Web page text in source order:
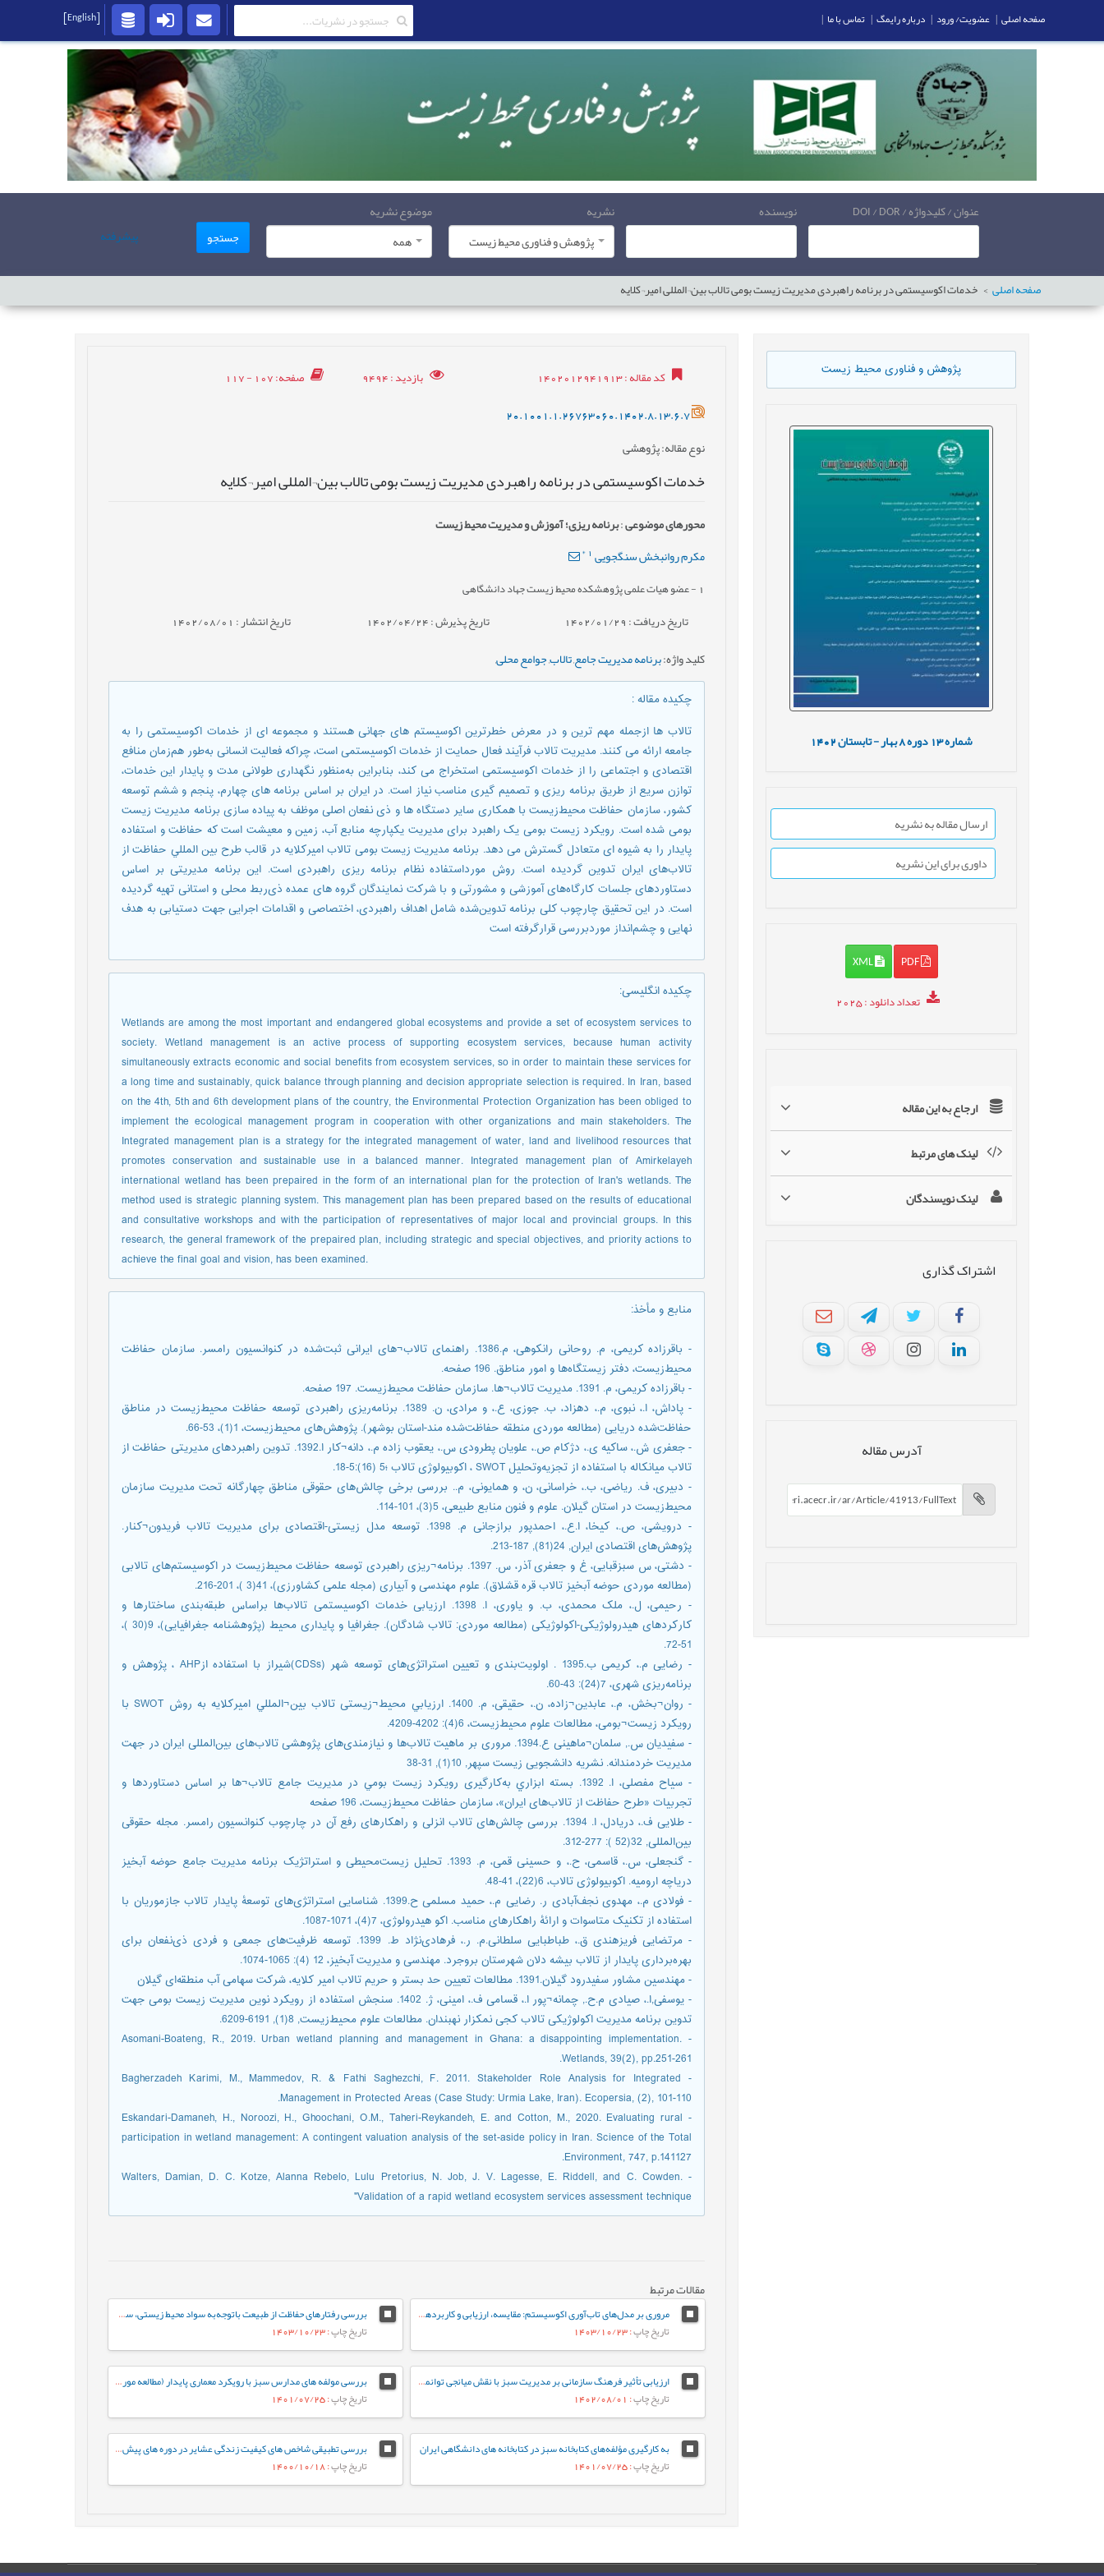
عنوان / کلیدواژه / DOI / DOR نویسنده
نشریه
پژوهش و فناوری محیط زیست
موضوع نشریه
همه
جستجو پیشرفته
صفحه اصلی خدمات اکوسیستمی در برنامه راهبردی مدیریت زیست بومی تالاب بین¬المللی امیر¬کلایه
پژوهش و فناوری محیط زیست
شماره13 دوره بهار - تابستان1402
ارسال مقاله به نشریه
داوری برای این نشریه
PDF
XML
تعداد دانلود: 2025
ارجاع به این مقاله
لینک های مرتبط
لینک نویسندگان
اشتراک گذاری
آدرس مقاله
کد مقاله: 1402012941913 بازدید: 9494 صفحه: 107 - 117
20.1001.1.26763060.1402.8.13.6.7
نوع مقاله: پژوهشی
خدمات اکوسیستمی در برنامه راهبردی مدیریت زیست بومی تالاب بین¬المللی امیر¬کلایه
محورهای موضوعی:برنامه ریزی؛ آموزش و مدیریت محیط زیست
مکرم روانبخش سنگجویی 1
*
1 - عضو هیات علمی پژوهشکده محیط زیست جهاد دانشگاهی
تاریخ دریافت : 1402/01/29 تاریخ پذیرش : 1402/04/24 تاریخ انتشار : 1402/08/01
کلید واژه:برنامه مدیریت جامع,تالاب,جوامع محلی,
چکیده مقاله:
تالاب ها ازجمله مهم ترین و در معرض خطرترین اکوسیستم های جهانی هستند و مجموعه ای از خدمات اکوسیستمی را به
جامعه ارائه می کنند. مدیریت تالاب فرآیند فعال حمایت از خدمات اکوسیستمی است، چراکه فعالیت انسانی به‌طور هم‌زمان منافع
اقتصادی و اجتماعی را از خدمات اکوسیستمی استخراج می کند، بنابراین به‌منظور نگهداری طولانی مدت و پایدار این خدمات،
توازن سریع از طریق برنامه ریزی و تصمیم گیری مناسب نیاز است. در ایران بر اساس برنامه های چهارم، پنجم و ششم توسعه
كشور، سازمان حفاظت محیط‌زیست با همکاری سایر دستگاه ها و ذی نفعان اصلی موظف به پیاده سازی برنامه مدیریت زیست
بومی شده است. رویکرد زیست بومی یک راهبرد برای مدیریت یکپارچه منابع آب، زمین و معیشت است که حفاظت و استفاده
پایدار را به شیوه ای متعادل گسترش می دهد. برنامه مديريت زیست بومی تالاب امیرکلایه در قالب طرح بين المللي حفاظت از
تالاب‌های ايران تدوين گرديده است. روش مورداستفاده نظام برنامه ریزی راهبردی است. این برنامه مدیریتى بر اساس
دستاوردهای جلسات کارگاه‌های آموزشى و مشورتى و با شرکت نمایندگان گروه های عمده ذی‌ربط محلی و استانی تهیه گردیده
است. در این تحقیق چارچوب کلی برنامه تدوین‌شده شامل اهداف راهبردی، اختصاصی و اقدامات اجرایی جهت دستيابی به هدف
نهایی و چشم‌انداز موردبررسی قرارگرفته است
چکیده انگلیسی:
Wetlands are among the most important and endangered global ecosystems and provide a set of ecosystem services to
society. Wetland management is an active process of supporting ecosystem services, because human activity
simultaneously extracts economic and social benefits from ecosystem services, so in order to maintain these services for
a long time and sustainably, quick balance through planning and decision appropriate selection is required. In Iran, based
on the 4th, 5th and 6th development plans of the country, the Environmental Protection Organization has been obliged to
implement the ecological management program in cooperation with other organizations and main stakeholders. The
Integrated management plan is a strategy for the integrated management of water, land and livelihood resources that
promotes conservation and sustainable use in a balanced manner. Integrated management plan of Amirkelayeh
international wetland has been prepaired in the form of an international plan for the protection of Iran's wetlands. The
method used is strategic planning system. This management plan has been prepared based on the results of educational
and consultative workshops and with the participation of representatives of major local and provincial groups. In this
research, the general framework of the prepaired plan, including strategic and special objectives, and priority actions to
achieve the final goal and vision, has been examined.
منابع و مأخذ:
- باقرزاده کریمی، م. روحانی رانکوهی، م.1386. راهنمای تالاب¬های ایرانی ثبت‌شده در کنوانسیون رامسر. سازمان حفاظت
محیط‌زیست، دفتر زیستگاه‌ها و امور مناطق. 196 صفحه.
- باقرزاده کریمی، م. 1391. مدیریت تالاب¬ها. سازمان حفاظت محیط‌زیست. 197 صفحه.
- پاداش، ا.، نبوی، م.، دهزاد، ب. جوزی، ع.، و مرادی، ن. 1389. برنامه‌ریزی راهبردی توسعه حفاظت محیط‌زیست در مناطق
حفاظت‌شده دریایی (مطالعه موردی منطقه حفاظت‌شده مند-استان بوشهر). پژوهش‌های محیط‌زیست، 1(1)، 53-66.
- جعفری ش.، ساکیه ی.، دژکام ص.، علویان پطرودی س.، یعقوب زاده م.، دانه¬کار ا.1392. تدوین راهبردهای مدیریتی حفاظت از
تالاب میانکاله با استفاده از تجزیه‌وتحلیل SWOT ، اکوبیولوژی تالاب ؛5 (16):5-18.
- دبیری، ف. ریاضی، ب.، خراسانی، ن، و همایونی، م.. بررسی برخی چالش‌های حقوقی مناطق چهارگانه تحت مدیریت سازمان
محیط‌زیست در استان گیلان. علوم و فنون منابع طبیعی، 5(3)، 101-114.
- درویشی، ص.، کیخا، ا.ع.، احمدپور برازجانی م. 1398. توسعه مدل زیستی-اقتصادی برای مدیریت تالاب فریدون¬کنار.
پژوهش‌های اقتصادی ایران, 24(81), 187-213.
- دشتی، س سبزقبایی، غ و جعفری آذر، س. 1397. برنامه¬ریزی راهبردی توسعه حفاظت محیط‌زیست در اکوسیستم‌های تالابی
(مطالعه موردی حوضه آبخیز تالاب قره قشلاق). علوم مهندسی و آبیاری (مجله علمی کشاورزی)، 41(3 )، 201-216.
- رحیمی، ل.، ملک محمدی، ب. و یاوری، ا. 1398. ارزیابی خدمات اکوسیستمی تالاب‌ها براساس طبقه‌بندی ساختارها و
کارکردهای هیدرولوژیکی-اکولوژیکی (مطالعه موردی: تالاب شادگان). جغرافیا و پایداری محیط (پژوهشنامه جغرافیایی)، 9(30 )،
51-72.
- رضایی م.، کریمی ب.1395 . اولویت‌بندی و تعیین استراتژی‌های توسعه شهر (CDSs)شیراز با استفاده ازAHP ، پژوهش و
برنامه‌ریزی شهری، 7(24): 43-60.
- روان¬بخش، م.، عابدین¬زاده، ن.، حقیقی، م. 1400. ارزيابي محیط¬زیستی تالاب بين¬المللي امیرکلایه به روش SWOT با
رویکرد زیست¬بومی، مطالعات علوم محیط‌زیست، 6(4): 4202-4209.
- سفیدیان س., سلمان¬ماهینی ع.1394. مروری بر ماهیت تالاب‌ها و نیازمندی‌های پژوهشی تالاب‌های بین‌المللی ایران در جهت
مدیریت خردمندانه‌. نشریه دانشجویی زیست سپهر, 10(1), 31-38
- سیاح مفصلی، ا. 1392. بسته ابزاري به‌کارگیری رویكرد زیست بومي در مدیریت جامع تالاب¬ها بر اساس دستاوردها و
تجربیات «طرح حفاظت از تالاب‌های ایران»، سازمان حفاظت محیط‌زیست، 196 صفحه
- طلایی ف.، دریادل، ا. 1394. بررسی چالش‌های تالاب انزلی و راهکارهای رفع آن در چارچوب کنوانسیون رامسر. مجله حقوقی
بین‌المللی, 32(52 ): 277-312.
- گنجعلی، س.، قاسمی، ح.، و حسینی قمی، م. 1393. تحلیل زیست‌محیطی و استراتژیک برنامه مدیریت جامع حوضه آبخیز
دریاچه ارومیه. اکوبیولوژی تالاب، 6(22)، 41-48.
- فولادی م.، مهدوی نجف‌آبادی ر. رضایی م.، حمید مسلمی ح.1399. شناسایی استراتژی‌های توسعۀ پایدار تالاب جازموریان با
استفاده از تکنیک متاسوات و ارائۀ راهکارهای مناسب. اکو هیدرولوژی، 7(4)، 1071-1087.
- مرتضایی فریزهندی ق.، طباطبایی سلطانی.م. ر.، فرهادی‌نژاد ط. 1399. توسعه ظرفیت‌های جمعی و فردی ذی‌نفعان برای
بهره‌برداری پایدار از تالاب بیشه‏ دلان شهرستان بروجرد. مهندسی و مدیریت آبخیز، 12 (4): 1065-1074.
- مهندسین مشاور سفیدرود گیلان.1391. مطالعات تعیین حد بستر و حریم تالاب امیر کلایه، شرکت سهامی آب منطقه‌ای گیلان
- یوسفی,ا.، صیادی م.ح., چمانه¬پور ا.، قسامی ف.، امینی، ژ. 1402. سنجش استفاده از رویکرد نوین مدیریت زیست بومی جهت
تدوین برنامه مدیریت اکولوژیکی تالاب کجی نمکزار نهبندان. مطالعات علوم محیط‌زیست, 8(1), 6191-6209.‎
- Asomani-Boateng, R., 2019. Urban wetland planning and management in Ghana: a disappointing implementation.
Wetlands, 39(2), pp.251-261.
- Bagherzadeh Karimi, M., Mammedov, R. & Fathi Saghezchi, F. 2011. Stakeholder Role Analysis for Integrated
Management in Protected Areas (Case Study: Urmia Lake, Iran). Ecopersia, (2), 101-110.
- Eskandari-Damaneh, H., Noroozi, H., Ghoochani, O.M., Taheri-Reykandeh, E. and Cotton, M., 2020. Evaluating rural
participation in wetland management: A contingent valuation analysis of the set-aside policy in Iran. Science of the Total
Environment, 747, p.141127.
- Walters, Damian, D. C. Kotze, Alanna Rebelo, Lulu Pretorius, N. Job, J. V. Lagesse, E. Riddell, and C. Cowden.
"Validation of a rapid wetland ecosystem services assessment technique
مقالات مرتبط
مروری بر مدل‌های تاب‌آوری اکوسیستم: مقایسه، ارزیابی و کاربردهای محیط ‌زیستی
تاریخ چاپ: 1403/10/23
بررسی رفتارهای حفاظت از طبیعت باتوجه‌به سواد محیط زیستی، سرمایه فرهنگی، ثبات عاطفی، مطالعه موردی: دانشجویان شهر سردشت
تاریخ چاپ: 1403/10/23
ارزیابی تأثیر فرهنگ سازمانی بر مدیریت سبز با نقش میانجی توانمندسازی روانشناختی کارکنان (مورد مطالعه: شرکت توزیع نیروی برق غرب مازندران)
تاریخ چاپ: 1402/08/01
بررسی مولفه های مدارس سبز با رویکرد معماری پایدار (مطالعه موردی: مدارس ابتدایی شهر ارومیه)
تاریخ چاپ: 1401/07/25
به کارگیری مؤلفه‌های کتابخانه سبز در کتابخانه های دانشگاهی ایران
تاریخ چاپ: 1401/07/25
بررسی تطبیقی شاخص های کیفیت زندگی عشایر در دوره های پیش و پس از اسکان ناشی از وقوع سیلاب مورد مطالعه: روستای آزادگان، شهرستان جیرفت
تاریخ چاپ: 1400/10/18
صفحه اصلی | عضویت/ ورود | درباره رایمگ | تماس با ما |
[English]